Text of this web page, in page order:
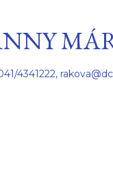
4341222,